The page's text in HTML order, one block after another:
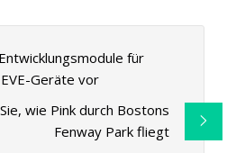
für
Geräte vor
wie Pink durch Bostons
Fenway Park fliegt